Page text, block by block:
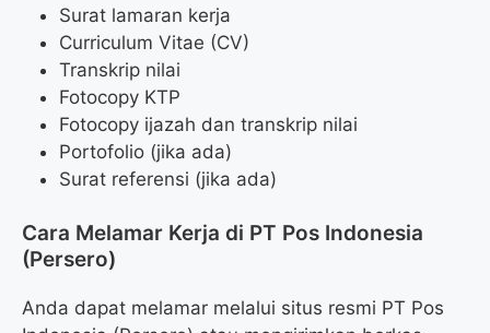
Surat lamaran kerja
Curriculum Vitae (CV)
Transkrip nilai
Fotocopy KTP
Fotocopy ijazah dan transkrip nilai
Portofolio (jika ada)
Surat referensi (jika ada)
Cara Melamar Kerja di PT Pos Indonesia
(Persero)
Anda dapat melamar melalui situs resmi PT Pos